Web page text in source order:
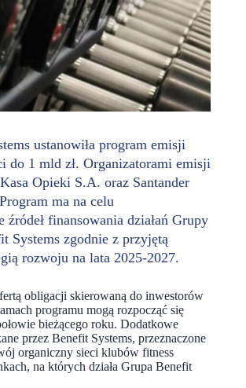
ustanowiła program emisji
do 1 mld zł. Organizatorami emisji
Opieki S.A. oraz Santander
ma na celu
finansowania działań Grupy
Systems zgodnie z przyjętą
rozwoju na lata 2025-2027.
obligacji skierowaną do inwestorów
programu mogą rozpocząć się
bieżącego roku. Dodatkowe
przez Benefit Systems, przeznaczone
organiczny sieci klubów fitness
na których działa Grupa Benefit